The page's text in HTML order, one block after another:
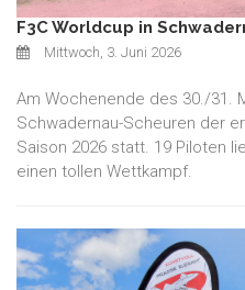
F3C Worldcup in
Mittwoch, 3. Juni 2026
Am Wochenende des 30./31.
Schwadernau-Scheuren der
Saison 2026 statt. 19 Piloten
einen tollen Wettkampf.